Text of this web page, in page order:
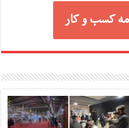
کسب و کار